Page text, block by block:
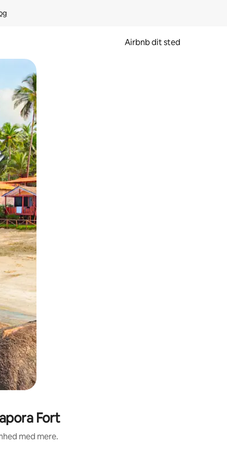
Airbnb dit sted
Fort
med mere.